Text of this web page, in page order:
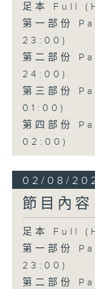
足本 Full
第一部份
23:00)
第二部份
24:00)
第三部份
01:00)
第四部份
02:00)
02/08/
節目內容
足本 Full
第一部份
23:00)
第二部份